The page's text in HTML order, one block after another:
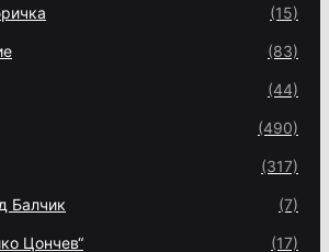
(15)
(83)
(44)
(490)
(317)
Балчик (7)
Цончев“ (17)